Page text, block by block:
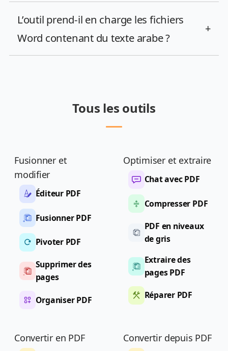
L’outil prend-il en charge les fichiers
Word contenant du texte arabe ?
+
Tous les outils
Fusionner et
modifier
Éditeur PDF
Fusionner PDF
Pivoter PDF
Supprimer des
pages
Organiser PDF
Optimiser et extraire
Chat avec PDF
Compresser PDF
PDF en niveaux
de gris
Extraire des
pages PDF
Réparer PDF
Convertir en PDF Convertir depuis PDF